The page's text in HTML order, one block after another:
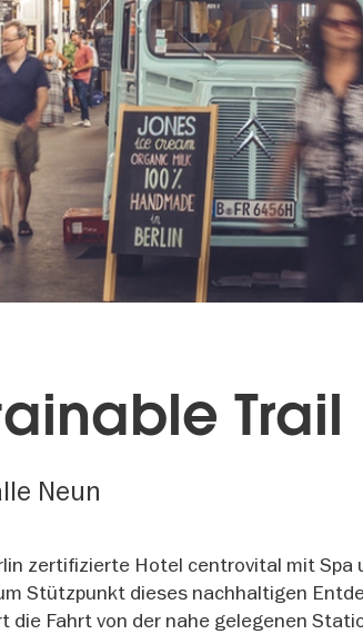
Trail
Neun
zertifizierte Hotel centrovital mit Spa
Stützpunkt dieses nachhaltigen
Fahrt von der nahe gelegenen